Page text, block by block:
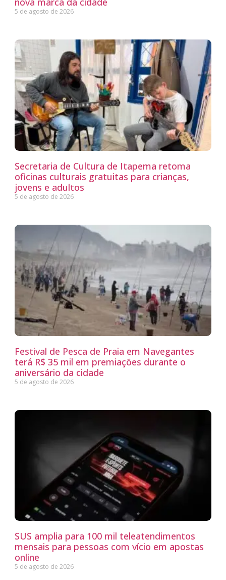
5 de agosto de 2026
Secretaria de Cultura de Itapema retoma
oficinas culturais gratuitas para crianças,
jovens e adultos
5 de agosto de 2026
Festival de Pesca de Praia em Navegantes
terá R$ 35 mil em premiações durante o
aniversário da cidade
5 de agosto de 2026
SUS amplia para 100 mil teleatendimentos
mensais para pessoas com vício em apostas
online
5 de agosto de 2026